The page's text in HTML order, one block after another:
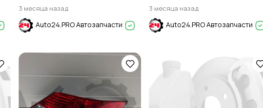
3 месяца назад
Auto24.PRO Автозапчасти
СЕРЕБРИСТЫЙ FORD EXPLORER
2011-2015
3 месяца назад
Auto24.PRO Автозапчасти